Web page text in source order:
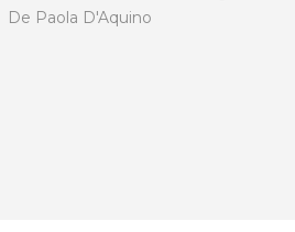
De Paola D'Aquino